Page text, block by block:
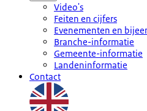
Video's
Feiten en cijfers
Evenementen en
Branche-informatie
Gemeente-informatie
Landeninformatie
Contact